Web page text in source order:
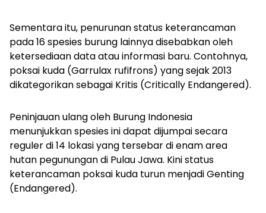
Sementara itu, penurunan status keterancaman
pada 16 spesies burung lainnya disebabkan oleh
ketersediaan data atau informasi baru. Contohnya,
poksai kuda (Garrulax rufifrons) yang sejak 2013
dikategorikan sebagai Kritis (Critically Endangered).
Peninjauan ulang oleh Burung Indonesia
menunjukkan spesies ini dapat dijumpai secara
reguler di 14 lokasi yang tersebar di enam area
hutan pegunungan di Pulau Jawa. Kini status
keterancaman poksai kuda turun menjadi Genting
(Endangered).